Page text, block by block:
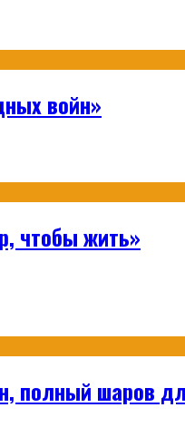
войн»
чтобы жить»
полный шаров